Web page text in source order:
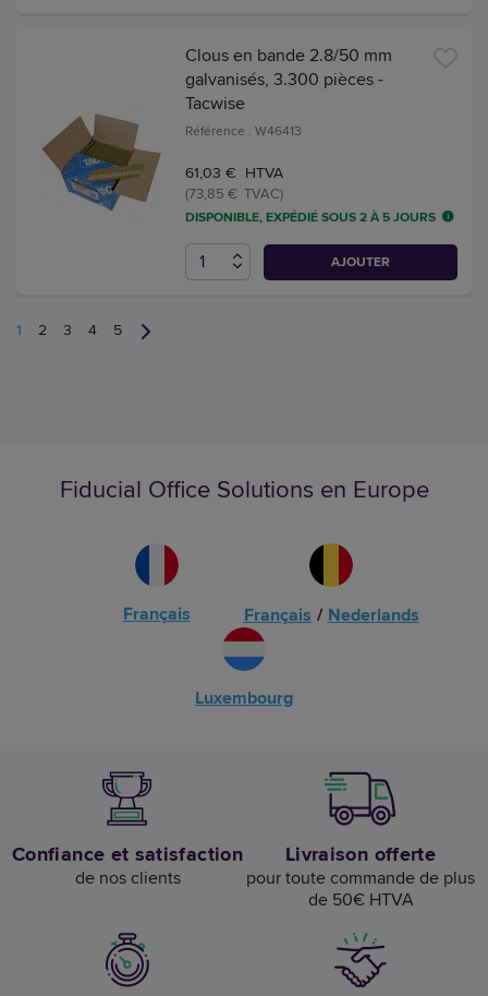
Clous en bande 2.8/50 mm
galvanisés, 3.300 pièces -
Tacwise
Référence : W46413
61,03 € HTVA
(73,85 € TVAC)
DISPONIBLE, EXPÉDIÉ SOUS 2 À 5 JOURS
AJOUTER
1 2 3 4 5
Fiducial Office Solutions en Europe
Français Français / Nederlands
Luxembourg
Confiance et satisfaction
de nos clients
Livraison offerte
pour toute commande de plus
de 50€ HTVA